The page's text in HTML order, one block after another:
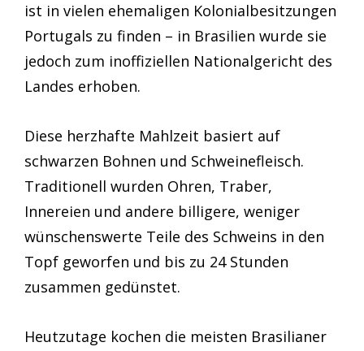
ist in vielen ehemaligen Kolonialbesitzungen
Portugals zu finden – in Brasilien wurde sie
jedoch zum inoffiziellen Nationalgericht des
Landes erhoben.
Diese herzhafte Mahlzeit basiert auf
schwarzen Bohnen und Schweinefleisch.
Traditionell wurden Ohren, Traber,
Innereien und andere billigere, weniger
wünschenswerte Teile des Schweins in den
Topf geworfen und bis zu 24 Stunden
zusammen gedünstet.
Heutzutage kochen die meisten Brasilianer